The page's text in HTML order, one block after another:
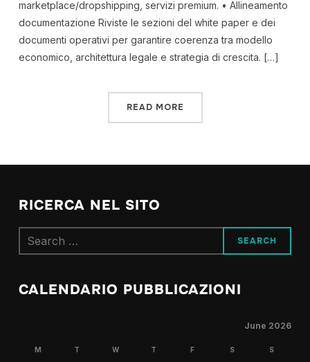
marketplace/dropshipping, servizi premium. • Allineamento
documentazione Riviste le sezioni del white paper e dei
documenti operativi per garantire coerenza tra modello
economico, architettura legale e strategia di crescita. […]
READ MORE
RICERCA NEL SITO
Search
for:
CALENDARIO PUBBLICAZIONI
June 2026
M T W T F S S